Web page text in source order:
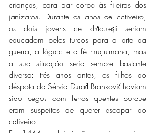
crianças, para dar corpo às fileiras dos
janízaros. Durante os anos de cativeiro,
os dois jovens de drăculeşti seriam
educadom pelos turcos para a arte da
guerra, a lógica e a fé muçulmana, mas
a sua situação seria sempre bastante
diversa: três anos antes, os filhos do
déspota da Sérvia Đurađ Branković haviam
sido cegos com ferros quentes porque
eram suspeitos de querer escapar do
cativeiro.